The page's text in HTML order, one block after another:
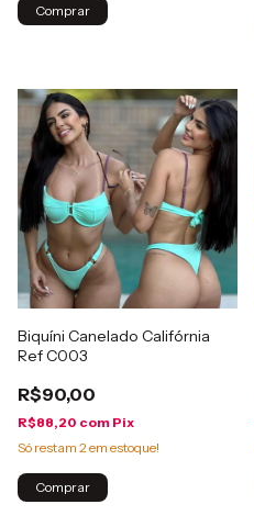
Comprar
Biquíni Canelado Califórnia
Ref C003
R$90,00
R$88,20 com Pix
Só restam 2em estoque!
Comprar